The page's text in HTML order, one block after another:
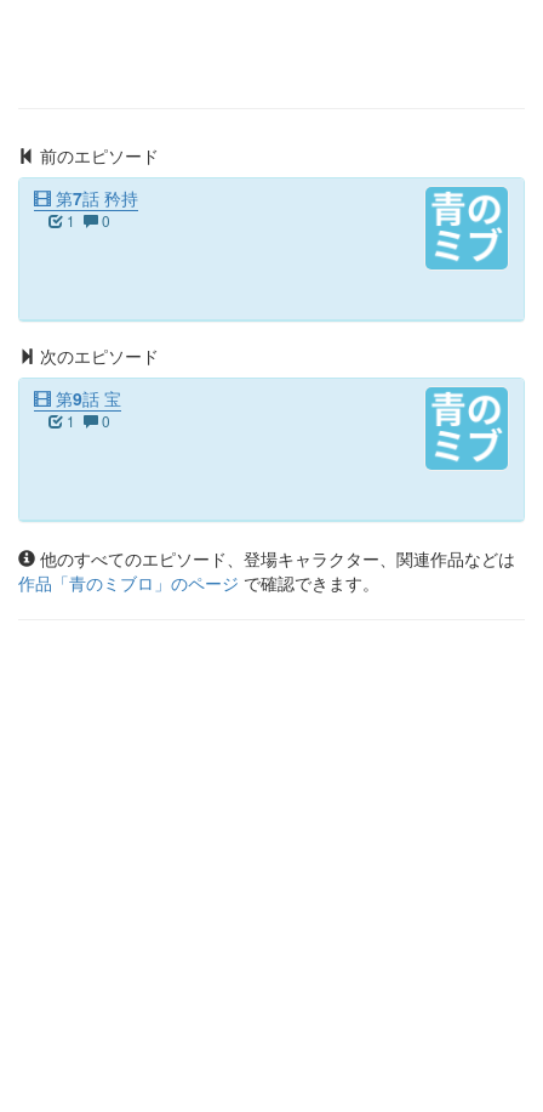
前のエピソード
第7話 矜持
1 0
次のエピソード
第9話 宝
1 0
他のすべてのエピソード、登場キャラクター、関連作品などは
作品「青のミブロ 」のページ で確認できます。